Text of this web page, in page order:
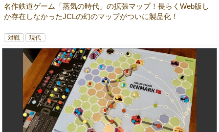
名作鉄道ゲーム「蒸気の時代」の拡張マップ！長らくWeb版し
か存在しなかったJCLの幻のマップがついに製品化！
対戦 現代